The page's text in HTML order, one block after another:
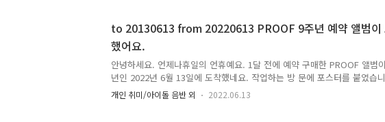
to 20130613 from 20220613 PROOF 9주년 예약 앨범이
했어요.
안녕하세요. 언제나휴일의 언휴예요. 1달 전에 예약 구매한 PROOF 앨범
년인 2022년 6월 13일에 도착했네요. 작업하는 방 문에 포스터를 붙였습
제 행복으로 가는 문이죠. 예전에는 버터 포스터였는데 이제 분위기를 다시
하네요. 금고에 DECO KIT과 앨범들, Winter Ball 외에 PROOF도 비치할
개인 취미/아이돌 음반 외 2022.06.13